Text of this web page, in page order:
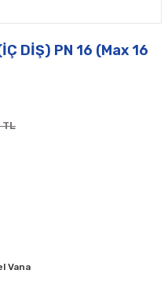
DİŞ) PN 16 (Max 16
TL
Vana